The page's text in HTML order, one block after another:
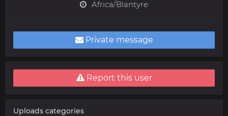
Africa/Blantyre
Private message
Report this user
Uploads categories